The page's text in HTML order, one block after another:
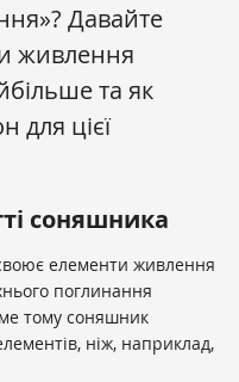
Давайте
живлення
та як
для цієї
соняшника
елементи живлення
поглинання
тому соняшник
ніж, наприклад,